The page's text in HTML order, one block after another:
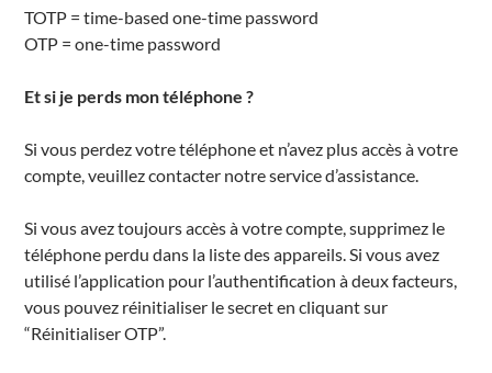
TOTP = time-based one-time password
OTP = one-time password
Et si je perds mon téléphone ?
Si vous perdez votre téléphone et n’avez plus accès à votre
compte, veuillez contacter notre service d’assistance.
Si vous avez toujours accès à votre compte, supprimez le
téléphone perdu dans la liste des appareils. Si vous avez
utilisé l’application pour l’authentification à deux facteurs,
vous pouvez réinitialiser le secret en cliquant sur
“Réinitialiser OTP”.